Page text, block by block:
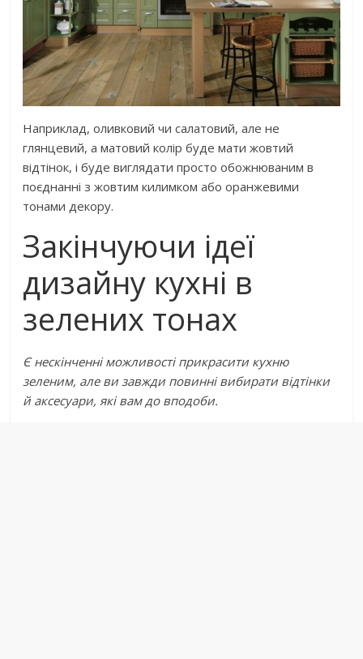
Наприклад, оливковий чи салатовий, але не
глянцевий, а матовий колір буде мати жовтий
відтінок, і буде виглядати просто обожнюваним в
поєднанні з жовтим килимком або оранжевими
тонами декору.
Закінчуючи ідеї
дизайну кухні в
зелених тонах
Є нескінченні можливості прикрасити кухню
зеленим, але ви завжди повинні вибирати відтінки
й аксесуари, які вам до вподоби.